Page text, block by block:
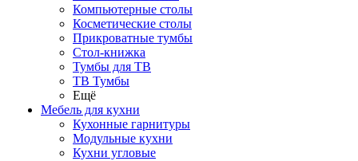
Компьютерные столы
Косметические столы
Прикроватные тумбы
Стол-книжка
Тумбы для ТВ
ТВ Тумбы
Ещё
Мебель для кухни
Кухонные гарнитуры
Модульные кухни
Кухни угловые